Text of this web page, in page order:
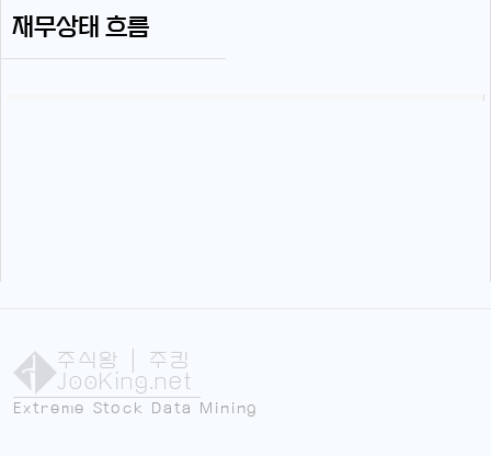
재무상태 흐름
주식왕 | 주킹
JooKing.net
Extreme Stock Data Mining